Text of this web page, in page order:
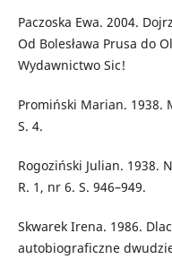
Paczoska Ewa. 2004.
Od Bolesława Prusa do
Wydawnictwo Sic!
Promiński Marian. 1938.
S. 4.
Rogoziński Julian. 1938.
R. 1, nr 6. S. 946–949.
Skwarek Irena. 1986.
autobiograficzne